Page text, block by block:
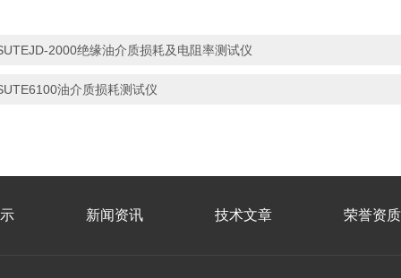
2000绝缘油介质损耗及电阻率测试仪
油介质损耗测试仪
新闻资讯 技术文章 荣誉资质